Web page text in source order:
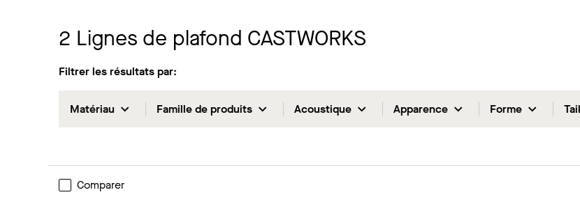
2 Lignes de plafond CASTWORKS
Filtrer les résultats par:
Matériau Famille de produits Acoustique Apparence Forme
Comparer